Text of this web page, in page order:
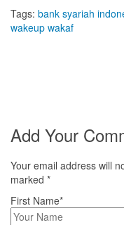
Tags: bank syariah
wakeup wakaf
Add Your
Your email address will
marked *
First Name*